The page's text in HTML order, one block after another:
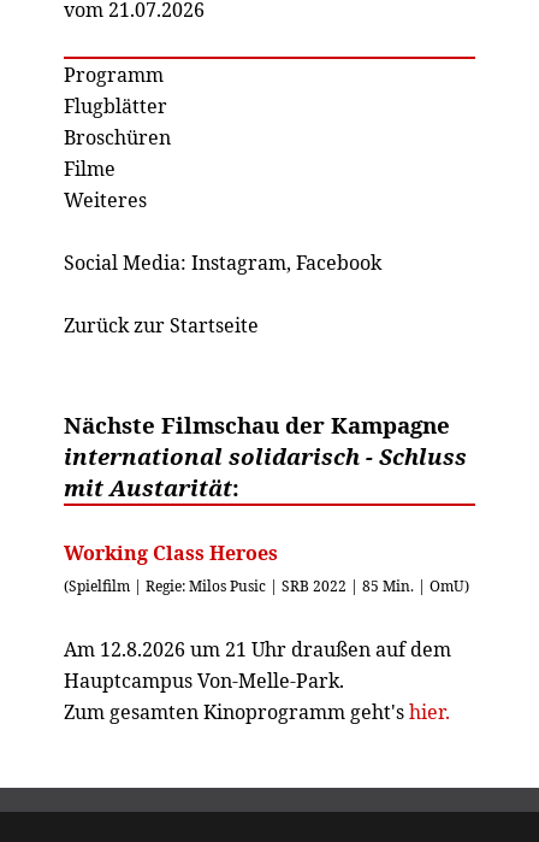
vom 21.07.2026
Programm
Flugblätter
Broschüren
Filme
Weiteres
Social Media: Instagram, Facebook
Zurück zur Startseite
Nächste Filmschau der Kampagne
international solidarisch - Schluss
mit Austarität:
Working Class Heroes
(Spielfilm | Regie: Milos Pusic | SRB 2022 | 85 Min. | OmU)
Am 12.8.2026 um 21 Uhr draußen auf dem
Hauptcampus Von-Melle-Park.
Zum gesamten Kinoprogramm geht'shier.